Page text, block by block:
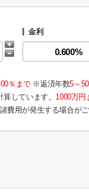
金利
％まで※返済年数5～50
算しています。 1000万円
費用が発生する場合がご